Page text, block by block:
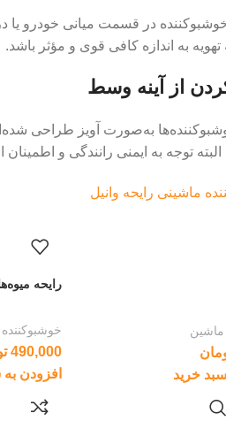
در قسمت میانی خودرو
به اندازه کافی قوی و مؤثر باشد.
از آینه وسط
به‌صورت آویز طراحی
توجه به ایمنی رانندگی و
ماشین
خرید
رایحه
490,000
افزودن